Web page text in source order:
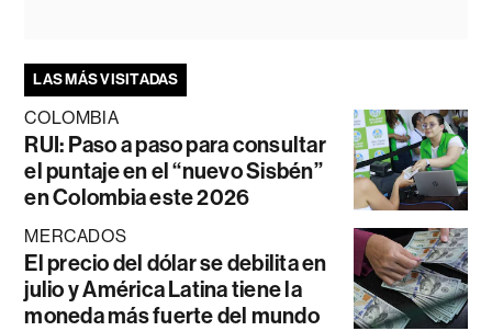
LAS MÁS VISITADAS
COLOMBIA
RUI: Paso a paso para consultar
el puntaje en el “nuevo Sisbén”
en Colombia este 2026
MERCADOS
El precio del dólar se debilita en
julio y América Latina tiene la
moneda más fuerte del mundo